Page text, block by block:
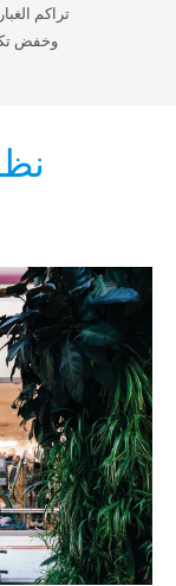
تراكم الغبار في فلاتر
وخفض تكاليف
نظرة